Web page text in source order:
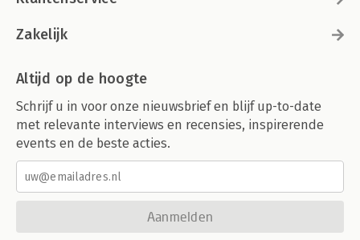
Zakelijk
Altijd op de hoogte
Schrijf u in voor onze nieuwsbrief en blijf up-to-date
met relevante interviews en recensies, inspirerende
events en de beste acties.
Aanmelden